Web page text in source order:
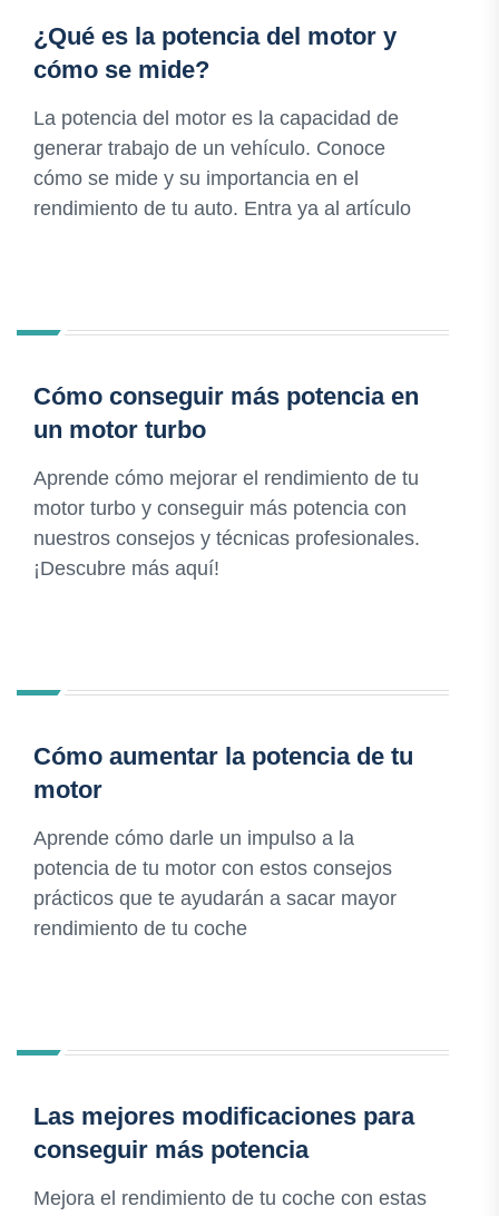
¿Qué es la potencia del motor y
cómo se mide?
La potencia del motor es la capacidad de
generar trabajo de un vehículo. Conoce
cómo se mide y su importancia en el
rendimiento de tu auto. Entra ya al artículo
Cómo conseguir más potencia en
un motor turbo
Aprende cómo mejorar el rendimiento de tu
motor turbo y conseguir más potencia con
nuestros consejos y técnicas profesionales.
¡Descubre más aquí!
Cómo aumentar la potencia de tu
motor
Aprende cómo darle un impulso a la
potencia de tu motor con estos consejos
prácticos que te ayudarán a sacar mayor
rendimiento de tu coche
Las mejores modificaciones para
conseguir más potencia
Mejora el rendimiento de tu coche con estas